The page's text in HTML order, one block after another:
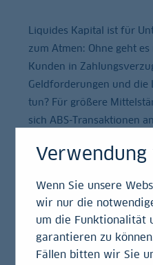
Liquides Kapital ist für
zum Atmen: Ohne geht
Kunden in
Geldforderungen und die
tun? Für größere
sich ABS-Transaktionen
Forderungen (assets)
Unternehmen seit 1999
Verbriefung von
Securitization.
Verwendung
Wenn Sie unsere
wir nur die
um die Funktionalität
garantieren zu
Fällen bitten wir Sie